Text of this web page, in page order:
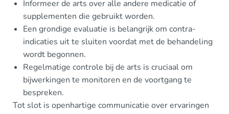
Informeer de arts over alle andere medicatie of
supplementen die gebruikt worden.
Een grondige evaluatie is belangrijk om contra-
indicaties uit te sluiten voordat met de behandeling
wordt begonnen.
Regelmatige controle bij de arts is cruciaal om
bijwerkingen te monitoren en de voortgang te
bespreken.
Tot slot is openhartige communicatie over ervaringen